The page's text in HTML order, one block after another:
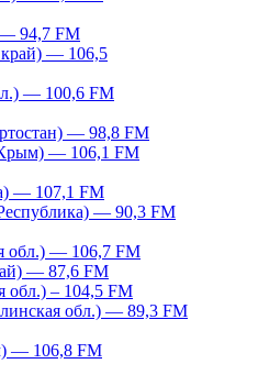
— 94,7 FM
край) — 106,5
— 100,6 FM
— 98,8 FM
— 106,1 FM
— 107,1 FM
— 90,3 FM
обл.) — 106,7 FM
— 87,6 FM
обл.) – 104,5 FM
обл.) — 89,3 FM
— 106,8 FM